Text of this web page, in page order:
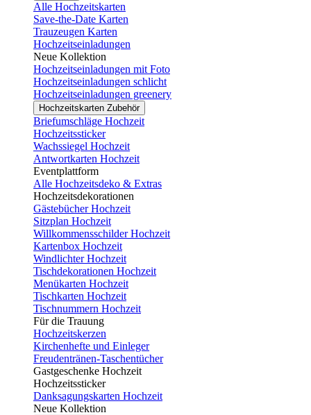
Alle Hochzeitskarten
Save-the-Date Karten
Trauzeugen Karten
Hochzeitseinladungen
Neue Kollektion
Hochzeitseinladungen mit Foto
Hochzeitseinladungen schlicht
Hochzeitseinladungen greenery
Hochzeitskarten Zubehör
Briefumschläge Hochzeit
Hochzeitssticker
Wachssiegel Hochzeit
Antwortkarten Hochzeit
Eventplattform
Alle Hochzeitsdeko & Extras
Hochzeitsdekorationen
Gästebücher Hochzeit
Sitzplan Hochzeit
Willkommensschilder Hochzeit
Kartenbox Hochzeit
Windlichter Hochzeit
Tischdekorationen Hochzeit
Menükarten Hochzeit
Tischkarten Hochzeit
Tischnummern Hochzeit
Für die Trauung
Hochzeitskerzen
Kirchenhefte und Einleger
Freudentränen-Taschentücher
Gastgeschenke Hochzeit
Hochzeitssticker
Danksagungskarten Hochzeit
Neue Kollektion